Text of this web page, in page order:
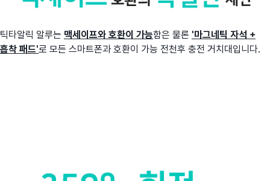
틱타알릭 알루는 맥세이프와 호환이 가능함은 물론 '마그네틱 자석 +
흡착 패드'로 모든 스마트폰과 호환이 가능 전천후 충전 거치대입니다.